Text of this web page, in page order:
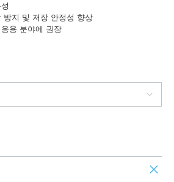
방지 및 저장 안정성 향상
용 분야에 권장